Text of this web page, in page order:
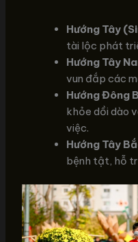
Hướng Tây
tài lộc phát
Hướng Tây
vun đắp các
Hướng Đông
khỏe dồi dào
việc.
Hướng Tây
bệnh tật, hỗ